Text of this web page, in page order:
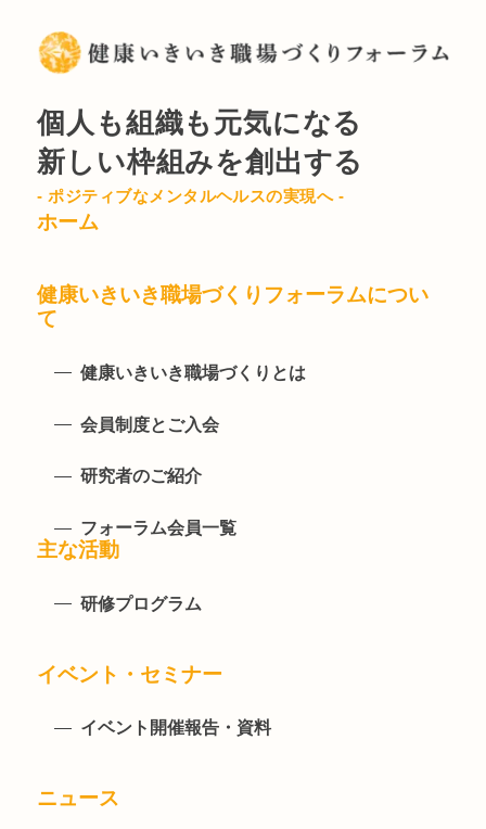
個人も組織も元気になる
新しい枠組みを創出する
- ポジティブなメンタルヘルスの実現へ -
ホーム
健康いきいき職場づくりフォーラムについ
て
健康いきいき職場づくりとは
会員制度とご入会
研究者のご紹介
フォーラム会員一覧
主な活動
研修プログラム
イベント・セミナー
イベント開催報告・資料
ニュース